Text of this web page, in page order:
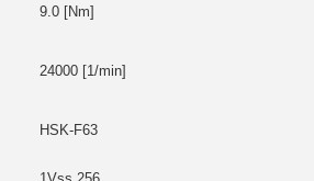
9.0 [Nm]
24000 [1/min]
HSK-F63